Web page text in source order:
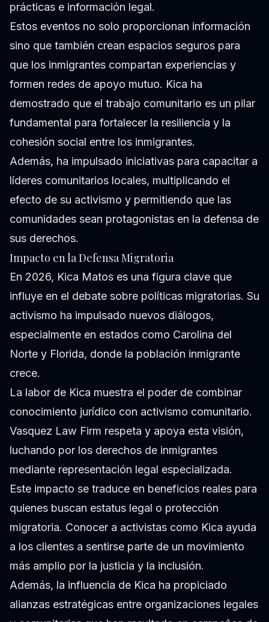
prácticas e información legal.
Estos eventos no solo proporcionan información
sino que también crean espacios seguros para
que los inmigrantes compartan experiencias y
formen redes de apoyo mutuo. Kica ha
demostrado que el trabajo comunitario es un pilar
fundamental para fortalecer la resiliencia y la
cohesión social entre los inmigrantes.
Además, ha impulsado iniciativas para capacitar a
líderes comunitarios locales, multiplicando el
efecto de su activismo y permitiendo que las
comunidades sean protagonistas en la defensa de
sus derechos.
Impacto en la Defensa Migratoria
En 2026, Kica Matos es una figura clave que
influye en el debate sobre políticas migratorias. Su
activismo ha impulsado nuevos diálogos,
especialmente en estados como Carolina del
Norte y Florida, donde la población inmigrante
crece.
La labor de Kica muestra el poder de combinar
conocimiento jurídico con activismo comunitario.
Vasquez Law Firm respeta y apoya esta visión,
luchando por los derechos de inmigrantes
mediante representación legal especializada.
Este impacto se traduce en beneficios reales para
quienes buscan estatus legal o protección
migratoria. Conocer a activistas como Kica ayuda
a los clientes a sentirse parte de un movimiento
más amplio por la justicia y la inclusión.
Además, la influencia de Kica ha propiciado
alianzas estratégicas entre organizaciones legales